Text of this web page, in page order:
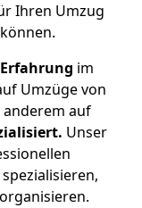
Ihren Umzug
im
Umzüge von
auf
Unser